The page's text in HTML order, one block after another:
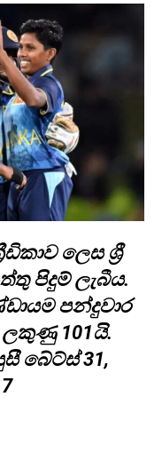
ලෙස ශ්‍රී
පිදුම් ලැබීය.
පන්දුවාර
ලකුණු 101යි.
බේට්ස් 31,